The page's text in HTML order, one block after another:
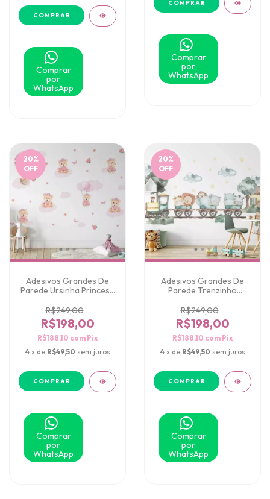
Comprar
por
WhatsApp
Comprar
por
WhatsApp
20%
OFF
Adesivos Grandes De
Parede Ursinha Princesa
R$249,00
R$198,00
R$188,10 com Pix
4 x de R$49,50 sem juros
Comprar
por
WhatsApp
20%
OFF
Adesivos Grandes De
Parede Trenzinho
Aquarelado
R$249,00
R$198,00
R$188,10 com Pix
4 x de R$49,50 sem juros
Comprar
por
WhatsApp